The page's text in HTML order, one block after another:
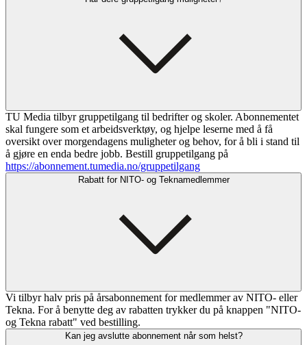
TU Media tilbyr gruppetilgang til bedrifter og skoler. Abonnementet
skal fungere som et arbeidsverktøy, og hjelpe leserne med å få
oversikt over morgendagens muligheter og behov, for å bli i stand til
å gjøre en enda bedre jobb. Bestill gruppetilgang på
https://abonnement.tumedia.no/gruppetilgang
Rabatt for NITO- og Teknamedlemmer
Vi tilbyr halv pris på årsabonnement for medlemmer av NITO- eller
Tekna. For å benytte deg av rabatten trykker du på knappen "NITO-
og Tekna rabatt" ved bestilling.
Kan jeg avslutte abonnement når som helst?